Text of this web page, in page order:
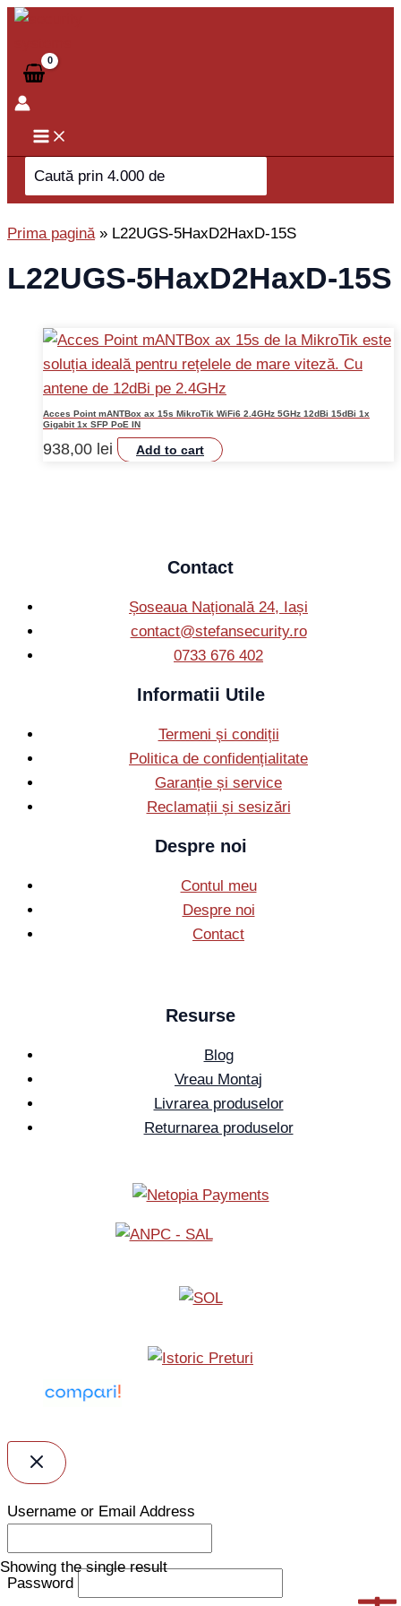
Skip
content
Search
for:
Prima pagină» L22UGS-5HaxD2HaxD-15S
L22UGS-5HaxD2HaxD-15S
Showing the single result
Acces Point mANTBox ax 15s MikroTik WiFi6 2.4GHz 5GHz 12dBi 15dBi 1x
Gigabit 1x SFP PoE IN
938,00 lei Add to cart
Contact
Șoseaua Națională 24, Iași
contact@stefansecurity.ro
0733 676 402
Informatii Utile
Termeni și condiții
Politica de confidențialitate
Garanție și service
Reclamații și sesizări
Despre noi
Contul meu
Despre noi
Contact
Resurse
Blog
Vreau Montaj
Livrarea produselor
Returnarea produselor
Username or Email Address
Password